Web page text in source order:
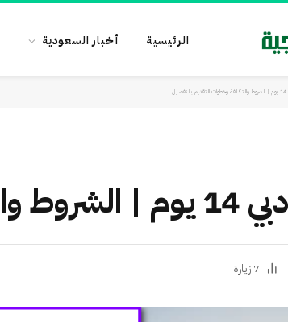
الرئيسية أخبار السعودية
بالتفصيل
7 زيارة